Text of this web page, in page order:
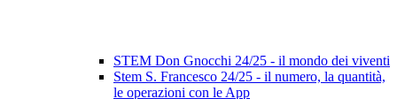
STEM Don Gnocchi 24/25 - il mondo dei viventi
Stem S. Francesco 24/25 - il numero, la quantità,
le operazioni con le App